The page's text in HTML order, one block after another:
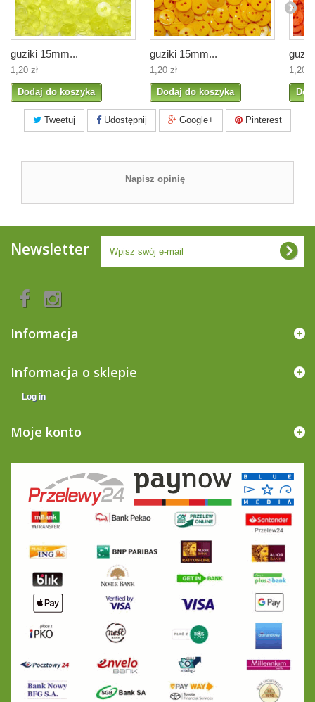
guziki 15mm...
1,20 zł
Dodaj do koszyka
guziki 15mm...
1,20 zł
Dodaj do koszyka
1,20
Tweetuj Udostępnij Google+ Pinterest
Napisz opinię
Newsletter
Informacja
Informacja o sklepie
Log in
Moje konto